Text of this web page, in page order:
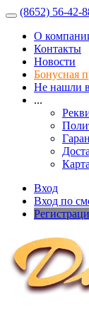
(8652) 56-42-
О
Контакты
Новости
Бонусная
Не нашли
...
Вход
Вход по